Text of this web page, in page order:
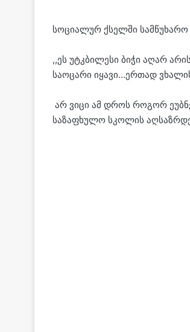
სოციალურ ქსელში
,,ეს უტკბილესი ბიჭი აღარ
საოცარი იყავი…ერთად
არ ვიცი ამ დროს როგორ
საზაფხულო სკოლის